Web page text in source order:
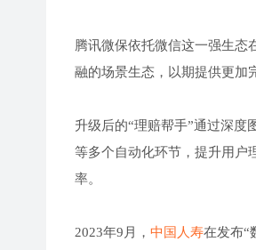
腾讯微保依托微信这一强生态
融的场景生态，以期提供更加
升级后的“理赔帮手”通过深度
等多个自动化环节，提升用户
率。
2023年9月， 中国人寿在发布“